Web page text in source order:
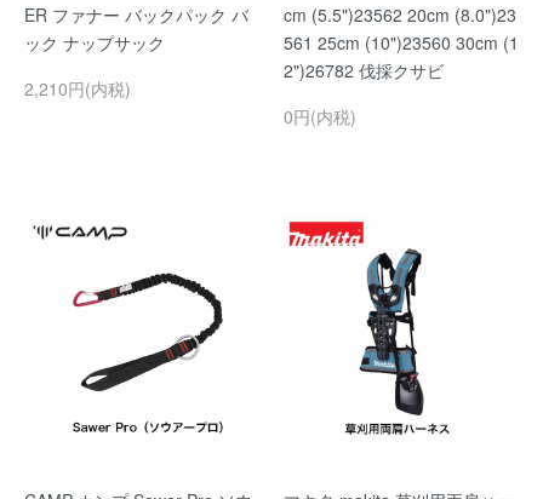
ER ファナー バックパック バ
ック ナップサック
2,210円(内税)
cm (5.5")23562 20cm (8.0")23
561 25cm (10")23560 30cm (1
2")26782 伐採クサビ
0円(内税)